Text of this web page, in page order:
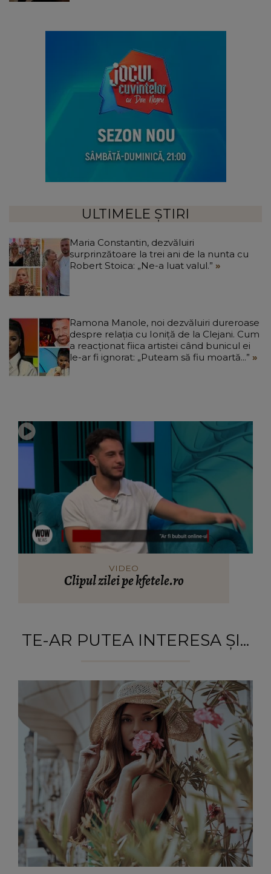
ULTIMELE ȘTIRI
Maria Constantin, dezvăluiri
surprinzătoare la trei ani de la nunta cu
Robert Stoica: „Ne-a luat valul.”
Ramona Manole, noi dezvăluiri dureroase
despre relația cu Ioniță de la Clejani. Cum
a reacționat fiica artistei când bunicul ei
le-ar fi ignorat: „Puteam să fiu moartă...”
VIDEO
Clipul zilei pe kfetele.ro
TE-AR PUTEA INTERESA ȘI...